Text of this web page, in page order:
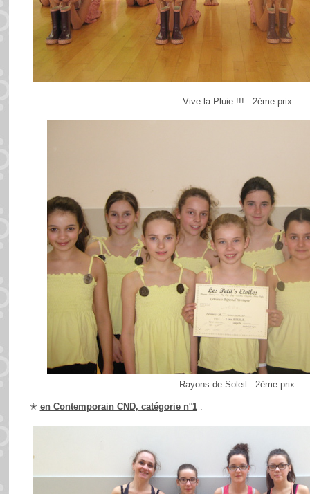
Vive la Pluie !!! : 2ème prix
Rayons de Soleil : 2ème prix
✭ en Contemporain CND, catégorie n°1: